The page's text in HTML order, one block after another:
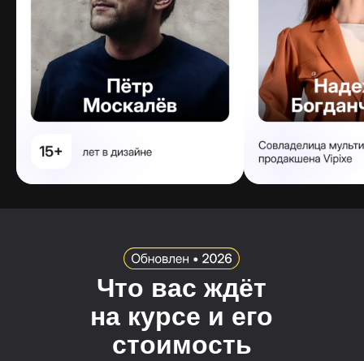
Что вас ждёт
на курсе и его
стоимость